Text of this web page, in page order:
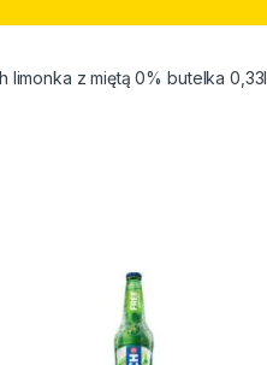
limonka z miętą 0% butelka 0,33l